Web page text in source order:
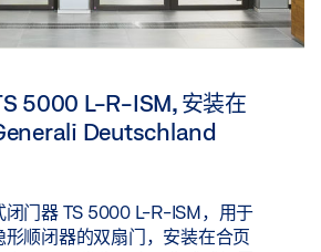
5000 L-R-ISM, 安装在
Deutschland
闭门器 TS 5000 L-R-ISM，用于
形顺闭器的双扇门，安装在合页